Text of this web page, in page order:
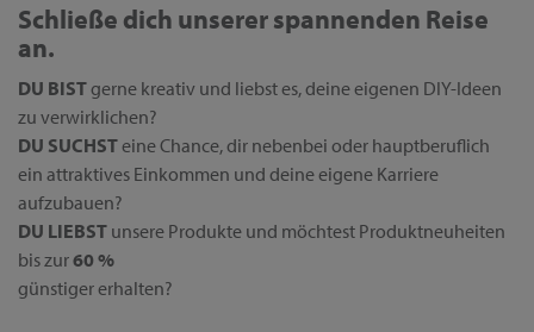
Schließe dich unserer spannenden Reise
an.
DU BISTgerne kreativ und liebst es, deine eigenen DIY-Ideen
zu verwirklichen?
DU SUCHSTeine Chance, dir nebenbei oder hauptberuflich
ein attraktives Einkommen und deine eigene Karriere
aufzubauen?
DU LIEBST unsere Produkte und möchtest Produktneuheiten
bis zur60 %
günstiger erhalten?